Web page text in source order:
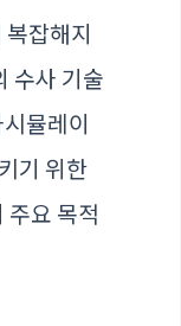
잡해지
수사 기술
뮬레이
기 위한
주요 목적